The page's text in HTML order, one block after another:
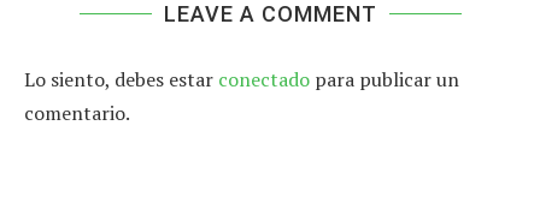
LEAVE A COMMENT
Lo siento, debes estar conectado para publicar un
comentario.